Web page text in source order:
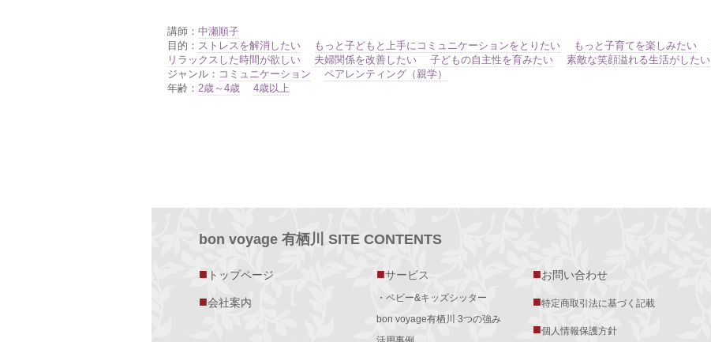
講師： 中瀬順子
目的： ストレスを解消したい もっと子どもと上手にコミュニケーションをとりたい もっと子育てを楽しみたい
リラックスした時間が欲しい
夫婦関係を改善したい 子どもの自主性を育みたい
素敵な笑顔溢れる生活がしたい
ジャンル： コミュニケーション
ペアレンティング（親学）
年齢： 2歳～4歳 4歳以上
bon voyage 有栖川 SITE CONTENTS
■ トップページ
■会社案内
■サービス
・ベビー&キッズシッター
bon voyage有栖川 3つの強み
■お問い合わせ
■特定商取引法に基づく記載
■個人情報保護方針